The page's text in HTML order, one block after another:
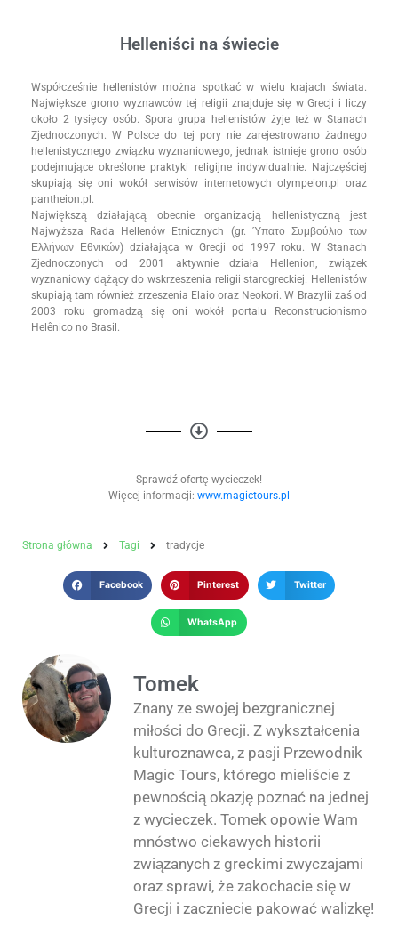
Helleniści na świecie
Współcześnie hellenistów można spotkać w wielu krajach świata.
Największe grono wyznawców tej religii znajduje się w Grecji i liczy
około 2 tysięcy osób. Spora grupa hellenistów żyje też w Stanach
Zjednoczonych. W Polsce do tej pory nie zarejestrowano żadnego
hellenistycznego związku wyznaniowego, jednak istnieje grono osób
podejmujące określone praktyki religijne indywidualnie. Najczęściej
skupiają się oni wokół serwisów internetowych olympeion.pl oraz
pantheion.pl.
Największą działającą obecnie organizacją hellenistyczną jest
Najwyższa Rada Hellenów Etnicznych (gr. Ύπατο Συμβούλιο των
Ελλήνων Εθνικών) działająca w Grecji od 1997 roku. W Stanach
Zjednoczonych od 2001 aktywnie działa Hellenion, związek
wyznaniowy dążący do wskrzeszenia religii starogreckiej. Hellenistów
skupiają tam również zrzeszenia Elaio oraz Neokori. W Brazylii zaś od
2003 roku gromadzą się oni wokół portalu Reconstrucionismo
Helênico no Brasil.
Sprawdź ofertę wycieczek!
Więcej informacji: www.magictours.pl
Strona główna Tagi tradycje
Facebook Pinterest Twitter
WhatsApp
Tomek
Znany ze swojej bezgranicznej
miłości do Grecji. Z wykształcenia
kulturoznawca, z pasji Przewodnik
Magic Tours, którego mieliście z
pewnością okazję poznać na jednej
z wycieczek. Tomek opowie Wam
mnóstwo ciekawych historii
związanych z greckimi zwyczajami
oraz sprawi, że zakochacie się w
Grecji i zaczniecie pakować walizkę!